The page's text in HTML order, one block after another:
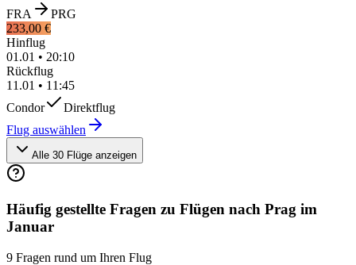
FRA
PRG
233,00 €
Hinflug
01.01 • 20:10
Rückflug
11.01 • 11:45
Condor
Direktflug
Flug auswählen
Alle 30 Flüge anzeigen
Häufig gestellte Fragen zu Flügen nach Prag im
Januar
9 Fragen rund um Ihren Flug